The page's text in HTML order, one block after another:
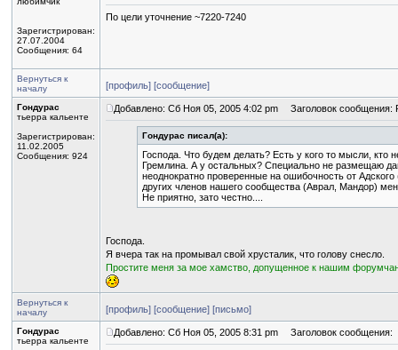
Зарегистрирован:
27.07.2004
Сообщения: 64
По цели уточнение ~7220-7240
Вернуться к
началу
[профиль] [сообщение]
Гондурас
тьерра кальенте
Зарегистрирован:
11.02.2005
Сообщения: 924
Добавлено: Сб Ноя 05, 2005 4:02 pm Заголовок сообщения:
Гондурас писал(а):
Господа. Что будем делать? Есть у кого то мысли,
Гремлина. А у остальных? Специально не размещаю
неоднократно проверенные на ошибочность от
других членов нашего сообщества (Аврал, Мандор)
Не приятно, зато честно....
Господа.
Я вчера так на промывал свой хрусталик, что голову снесло.
Простите меня за мое хамство, допущенное к нашим
Вернуться к
началу
[профиль] [сообщение] [письмо]
Гондурас
тьерра кальенте
Добавлено: Сб Ноя 05, 2005 8:31 pm Заголовок сообщения: